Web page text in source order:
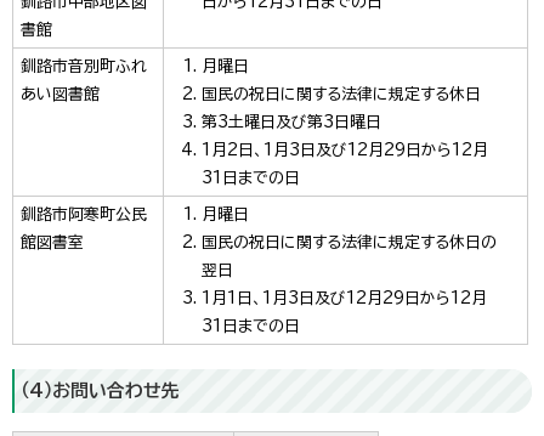
書館
釧路市音別町ふれ
あい図書館
月曜日
国民の祝日に関する法律に規定する休日
第3土曜日及び第3日曜日
1月2日、1月3日及び12月29日から12月
31日までの日
釧路市阿寒町公民
館図書室
月曜日
国民の祝日に関する法律に規定する休日の
翌日
1月1日、1月3日及び12月29日から12月
31日までの日
（4）お問い合わせ先